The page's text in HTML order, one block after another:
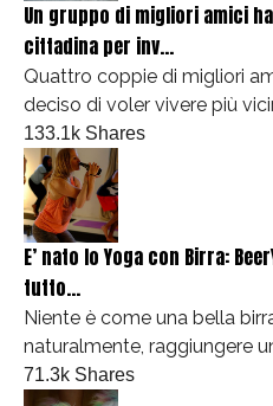
Un gruppo di migliori amici
cittadina per inv...
Quattro coppie di migliori
deciso di voler vivere più
133.1k Shares
E’ nato lo Yoga con Birra:
tutto...
Niente è come una bella
naturalmente, raggiungere
71.3k Shares